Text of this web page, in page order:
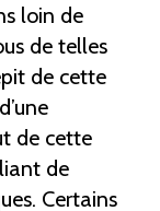
loin de
de telles
de cette
de cette
de
Certains